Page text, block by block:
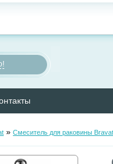
»Смеситель для раковины